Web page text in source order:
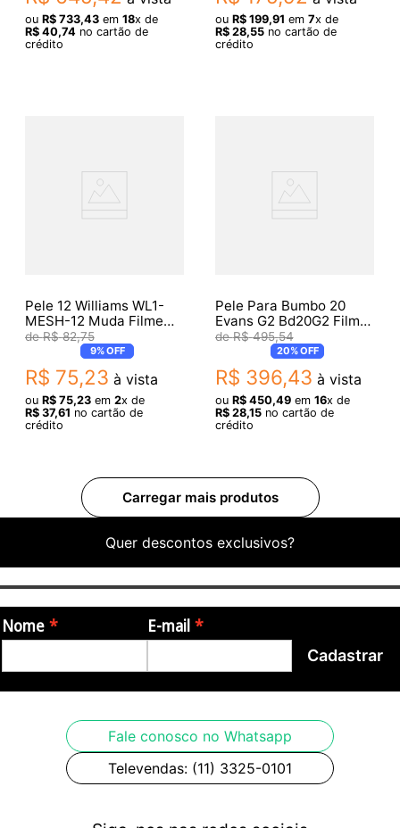
ou R$ 733,43em 18x de
R$ 40,74no cartão de
crédito
ou R$ 199,91 em 7x de
R$ 28,55no cartão de
crédito
Pele 12 Williams WL1-
MESH-12 Muda Filme
Simples
R$ 82,75
9%OFF
R$ 75,23 à vista
ou R$ 75,23em 2x de
R$ 37,61 no cartão de
crédito
Pele Para Bumbo 20
Evans G2 Bd20G2 Filme
Duplo Clear
R$ 495,54
20%OFF
R$ 396,43 à vista
ou R$ 450,49em 16x de
R$ 28,15no cartão de
crédito
Quer descontos exclusivos?
Nome E-mail
Cadastrar
Fale conosco no Whatsapp
Televendas: (11) 3325-0101